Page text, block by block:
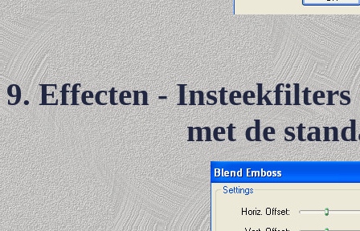
9. Effecten -
met de